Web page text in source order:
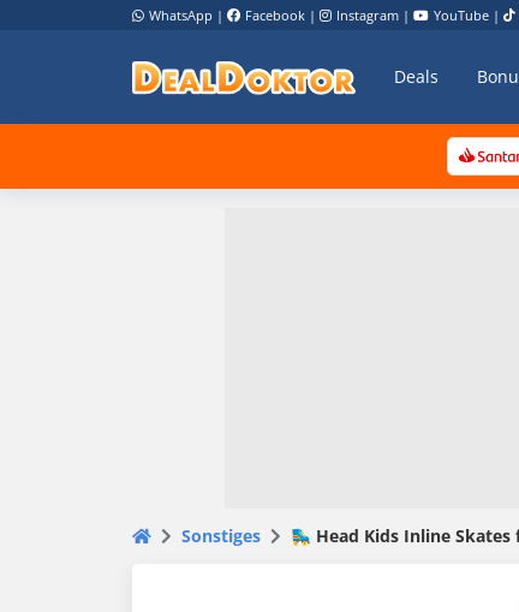
WhatsApp | Facebook | Instagram | YouTube |
Deals
Sonstiges 🛼 Head Kids Inline Skates